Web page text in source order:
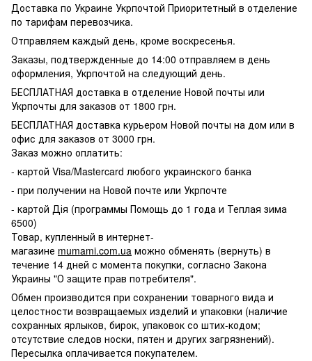
Доставка по Украине Укрпочтой Приоритетный в отделение
по тарифам перевозчика.
Отправляем каждый день, кроме воскресенья.
Заказы, подтвержденные до 14:00 отправляем в день
оформления, Укрпочтой на следующий день.
БЕСПЛАТНАЯ доставка в отделение Новой почты или
Укрпочты для заказов от 1800 грн.
БЕСПЛАТНАЯ доставка курьером Новой почты на дом или в
офис для заказов от 3000 грн.
Заказ можно оплатить:
- картой Visa/Mastercard любого украинского банка
- при получении на Новой почте или Укрпочте
- картой Дія (программы Помощь до 1 года и Теплая зима
6500)
Товар, купленный в интернет-
магазине mumami.com.ua можно обменять (вернуть) в
течение 14 дней с момента покупки, согласно Закона
Украины "О защите прав потребителя".
Обмен производится при сохранении товарного вида и
целостности возвращаемых изделий и упаковки (наличие
сохранных ярлыков, бирок, упаковок со штих-кодом;
отсутствие следов носки, пятен и других загрязнений).
Пересылка оплачивается покупателем.